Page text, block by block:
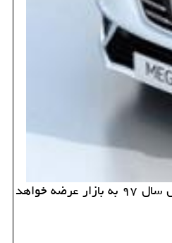
به گزارش مستر كار جمشید حسینی مدیرعامل شركت نگین خودرو اعلام نمود: رنو مگان ۲۰۱۸ محبوب ترین و پرطرفدارترین خودروی كمپانی رنو در نیمه اول سال ۹۷ به بازار عرضه خواهد